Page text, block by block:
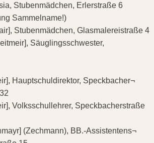
Stubenmädchen, Erlerstraße 6
Sammelname!)
Stubenmädchen, Glasmalereistraße 4
Säuglingsschwester,
Hauptschuldirektor, Speckbacher¬
Volksschullehrer, Speckbacherstraße
(Zechmann), BB.-Assistentens¬